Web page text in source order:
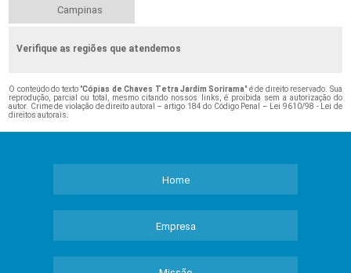
Campinas
Verifique as regiões que atendemos
O conteúdo do texto "Cópias de Chaves Tetra Jardim Sorirama" é de direito reservado. Sua
reprodução, parcial ou total, mesmo citando nossos links, é proibida sem a autorização do
autor. Crime de violação de direito autoral – artigo 184 do Código Penal –
Lei 9610/98 - Lei de
direitos autorais
Home
Empresa